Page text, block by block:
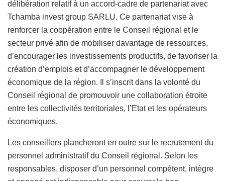
délibération relatif à un accord-cadre de partenariat avec
Tchamba invest group SARLU. Ce partenariat vise à
renforcer la coopération entre le Conseil régional et le
secteur privé afin de mobiliser davantage de ressources,
d’encourager les investissements productifs, de favoriser la
création d’emplois et d’accompagner le développement
économique de la région. Il s’inscrit dans la volonté du
Conseil régional de promouvoir une collaboration étroite
entre les collectivités territoriales, l’Etat et les opérateurs
économiques.
Les conseillers plancheront en outre sur le recrutement du
personnel administratif du Conseil régional. Selon les
responsables, disposer d’un personnel compétent, intègre